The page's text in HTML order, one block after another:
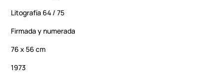
Litografía 64 / 75
Firmada y numerada
76 x 56 cm
1973